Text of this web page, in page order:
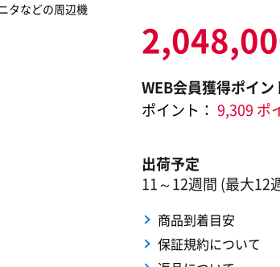
タなどの周辺機
WEB会員獲得ポイン
ポイント： 9,309 ポ
出荷予定
11～12週間 (最大12
商品到着目安
保証規約について